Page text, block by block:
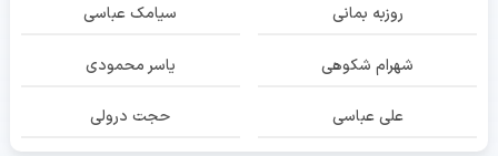
روزبه بمانی سیامک عباسی
شهرام شکوهی یاسر محمودی
علی عباسی حجت درولی